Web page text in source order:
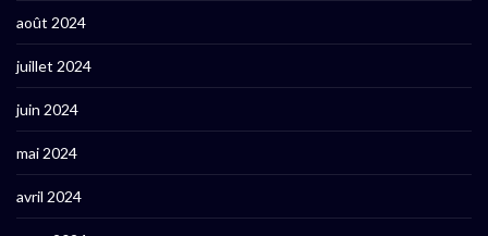
août 2024
juillet 2024
juin 2024
mai 2024
avril 2024